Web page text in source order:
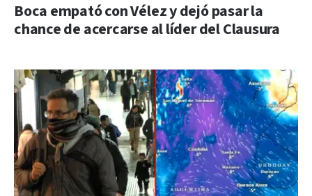
Boca empató con Vélez y dejó pasar la
chance de acercarse al líder del Clausura